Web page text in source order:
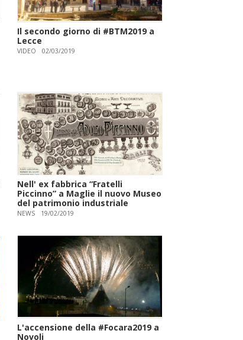
Il secondo giorno di #BTM2019 a
Lecce
VIDEO 02/03/2019
Nell' ex fabbrica “Fratelli
Piccinno” a Maglie il nuovo Museo
del patrimonio industriale
NEWS 19/02/2019
L'accensione della #Focara2019 a
Novoli